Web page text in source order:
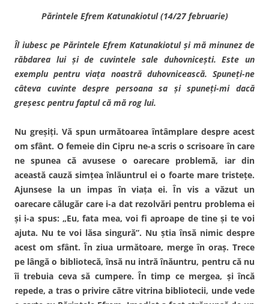
Părintele Efrem Katunakiotul (14/27 februarie)
Îl iubesc pe Părintele Efrem Katunakiotul și mă minunez de
răbdarea lui și de cuvintele sale duhovnicești. Este un
exemplu pentru viața noastră duhovnicească. Spuneți-ne
câteva cuvinte despre persoana sa și spuneți-mi dacă
greșesc pentru faptul că mă rog lui.
Nu greșiți. Vă spun următoarea întâmplare despre acest
om sfânt. O femeie din Cipru ne-a scris o scrisoare în care
ne spunea că avusese o oarecare problemă, iar din
această cauză simțea înlăuntrul ei o foarte mare tristețe.
Ajunsese la un impas în viața ei. În vis a văzut un
oarecare călugăr care i-a dat rezolvări pentru problema ei
și i-a spus: „Eu, fata mea, voi fi aproape de tine și te voi
ajuta. Nu te voi lăsa singură”. Nu știa însă nimic despre
acest om sfânt. În ziua următoare, merge în oraș. Trece
pe lângă o bibliotecă, însă nu intră înăuntru, pentru că nu
îi trebuia ceva să cumpere. În timp ce mergea, și încă
repede, a tras o privire către vitrina bibliotecii, unde vede